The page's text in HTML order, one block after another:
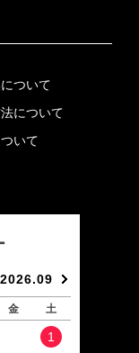
ついて
について
いて
2026.09
金 土
1